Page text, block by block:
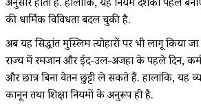
अनुसार होती हैं. हालांकि, यह नियम दशकों पहले
की धार्मिक विविधता बदल चुकी है.
अब यह सिद्धांत मुस्लिम त्योहारों पर भी लागू किया
राज्य में रमजान और ईद-उल-अजहा के पहले दिन,
और छात्र बिना वेतन छुट्टी ले सकते हैं. हालांकि, यह
कानून तथा शिक्षा नियमों के अनुरूप ही है.